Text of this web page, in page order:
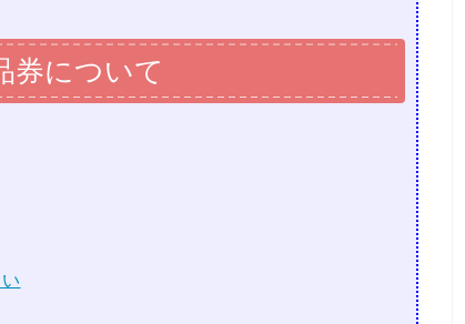
券について